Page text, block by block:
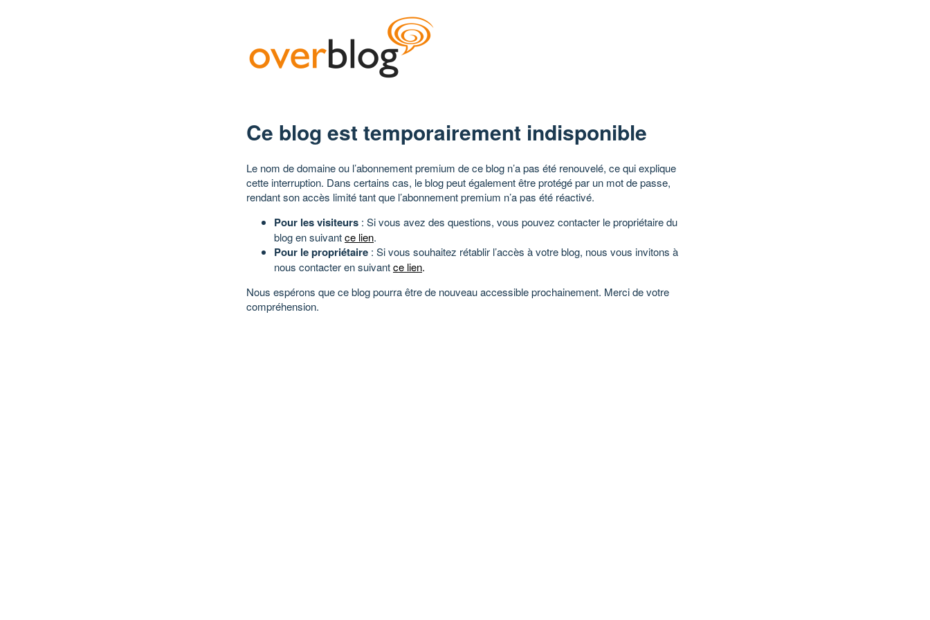
Ce blog est temporairement indisponible
Le nom de domaine ou l’abonnement premium de ce blog n’a pas été renouvelé, ce qui explique
cette interruption. Dans certains cas, le blog peut également être protégé par un mot de passe,
rendant son accès limité tant que l’abonnement premium n’a pas été réactivé.
Pour les visiteurs : Si vous avez des questions, vous pouvez contacter le propriétaire du
blog en suivantce lien.
Pour le propriétaire : Si vous souhaitez rétablir l’accès à votre blog, nous vous invitons à
nous contacter en suivantce lien.
Nous espérons que ce blog pourra être de nouveau accessible prochainement. Merci de votre
compréhension.